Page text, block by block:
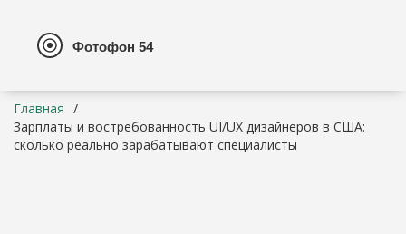
Главная
Зарплаты и востребованность UI/UX дизайнеров в США:
сколько реально зарабатывают специалисты